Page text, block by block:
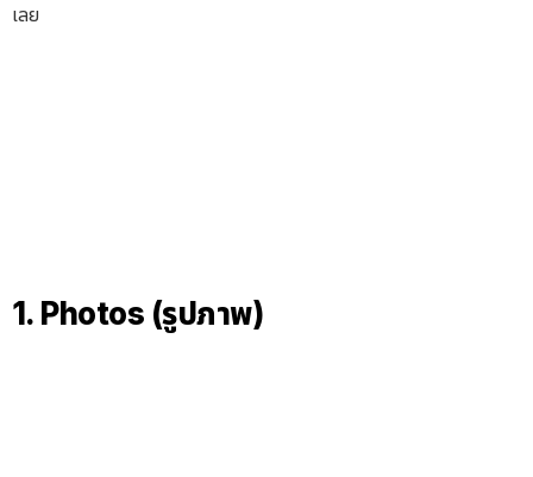
เลย
1. Photos (รูปภาพ)